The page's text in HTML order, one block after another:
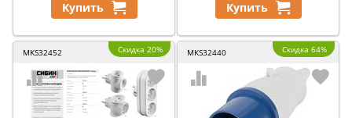
Купить Купить
MKS32452 Скидка 20% MKS32440 Скидка 64%